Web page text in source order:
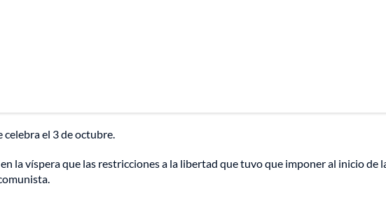
celebra el 3 de octubre.
la víspera que las restricciones a la libertad que tuvo que imponer al inicio de